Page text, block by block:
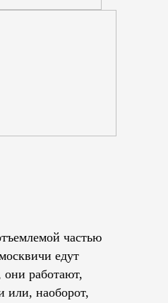
частью
едут
работают,
или, наоборот,